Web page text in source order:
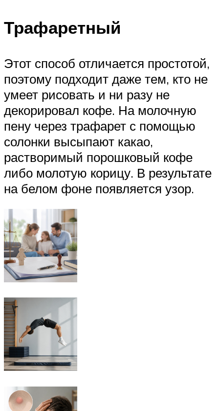
Трафаретный
Этот способ отличается простотой,
поэтому подходит даже тем, кто не
умеет рисовать и ни разу не
декорировал кофе. На молочную
пену через трафарет с помощью
солонки высыпают какао,
растворимый порошковый кофе
либо молотую корицу. В результате
на белом фоне появляется узор.